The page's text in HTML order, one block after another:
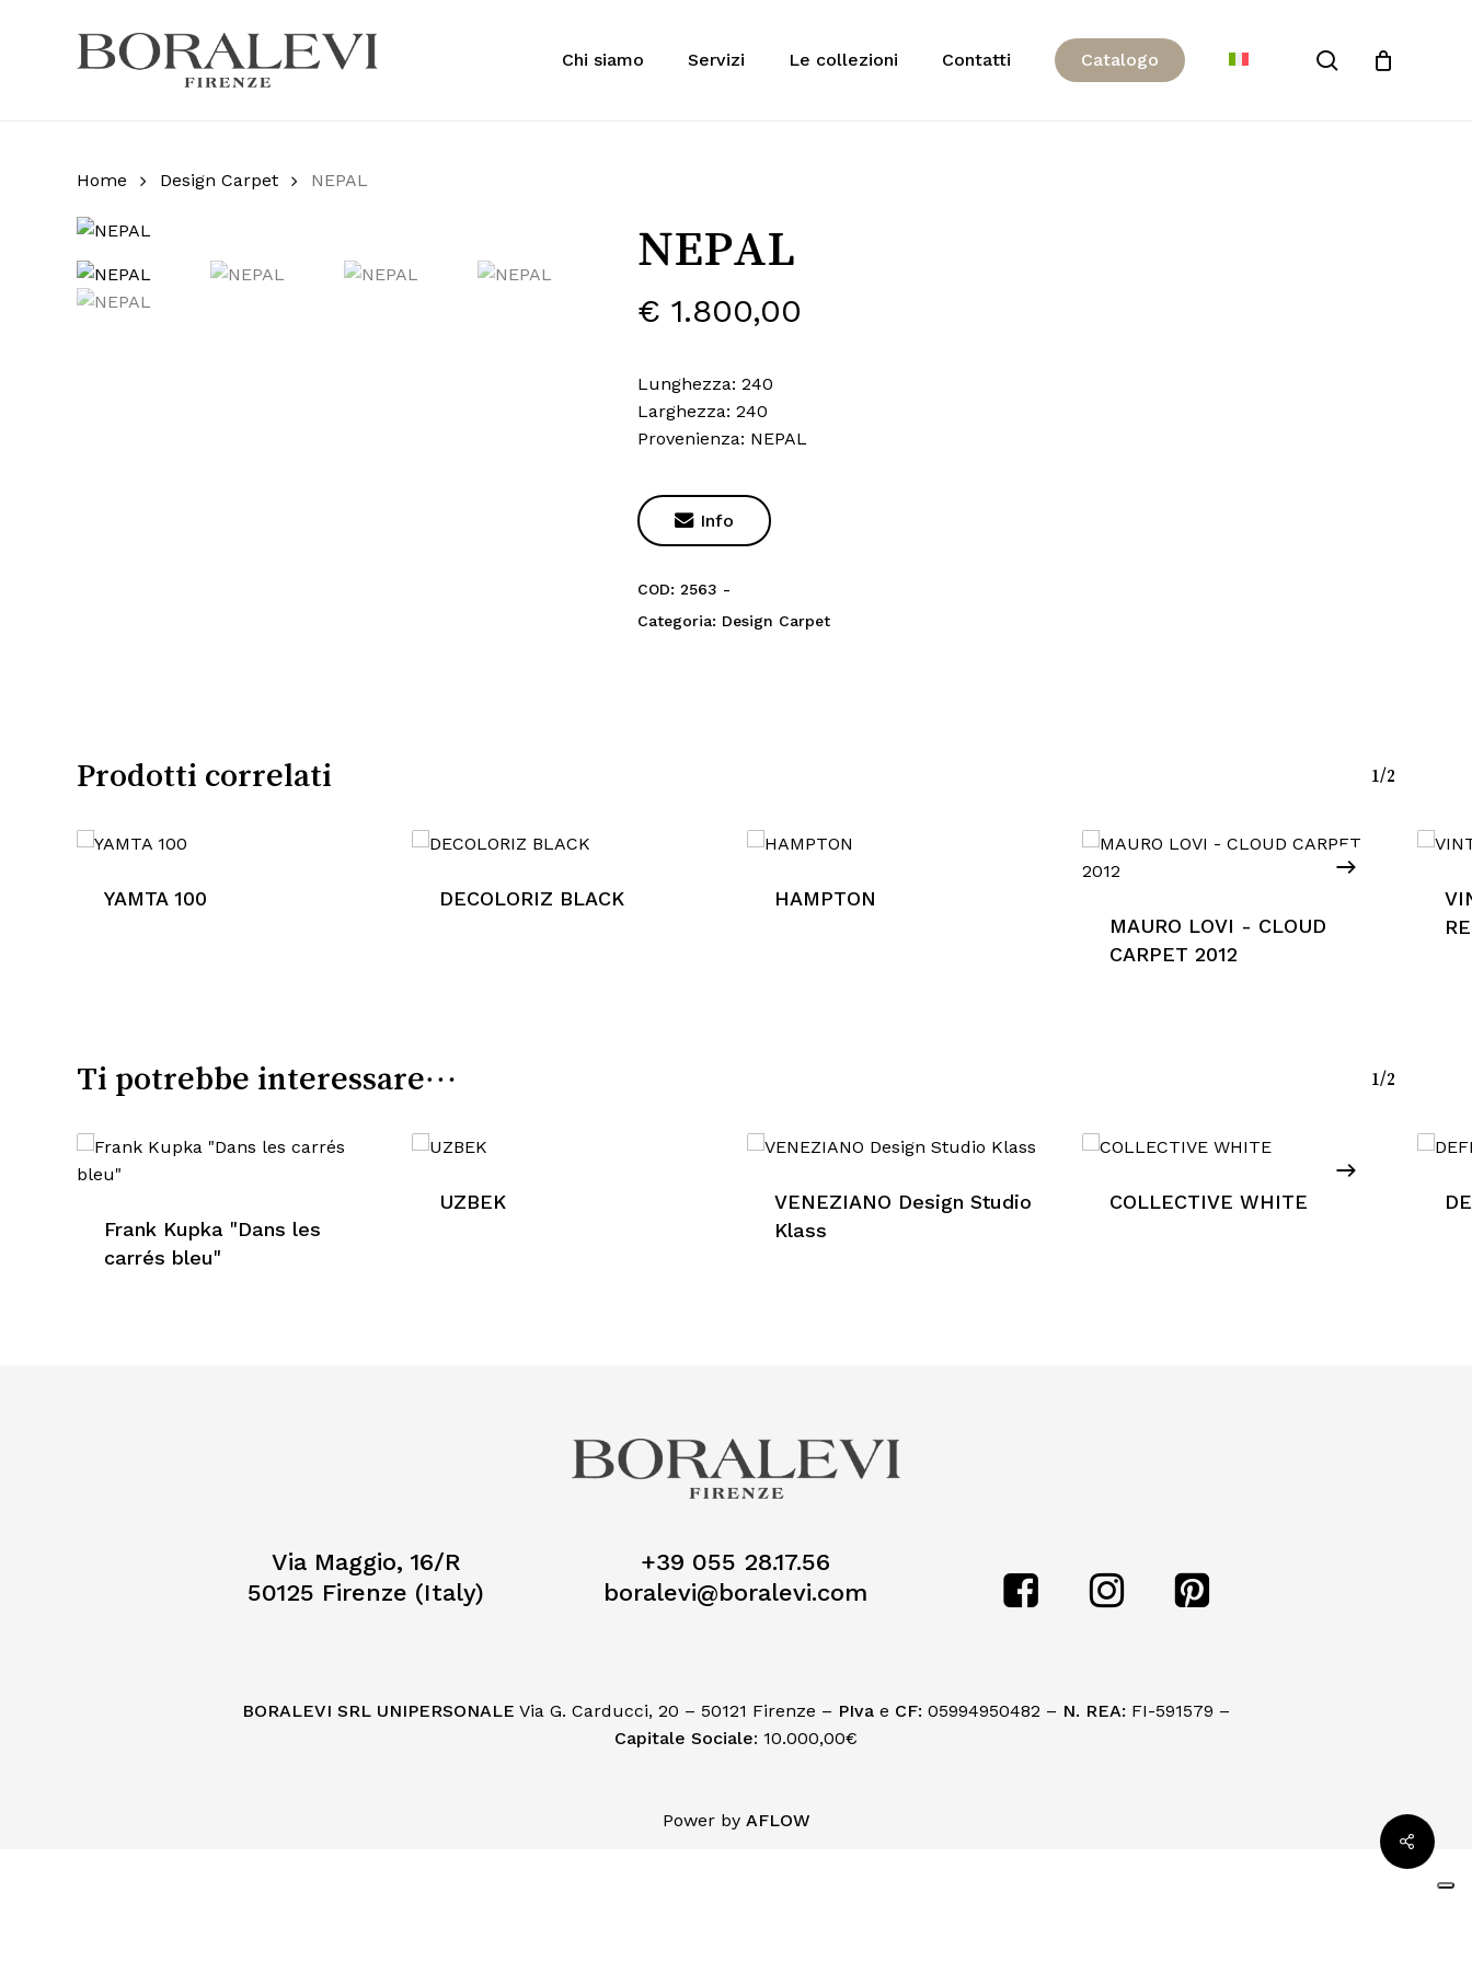
Chi siamo Servizi Le collezioni Contatti Catalogo search
Cart
Nessun prodotto nel carrello.
Home Design Carpet NEPAL
NEPAL
€ 1.800,00
Lunghezza: 240
Larghezza: 240
Provenienza: NEPAL
Info
COD: 2563 -
Categoria: Design Carpet
Prodotti correlati 1/2
YAMTA 100 DECOLORIZ BLACK
HAMPTON
MAURO LOVI - CLOUD
CARPET 2012
Ti potrebbe interessare… 1/2
Frank Kupka "Dans les
carrés bleu"
UZBEK
VENEZIANO Design Studio
Klass
COLLECTIVE WHITE
Via Maggio, 16/R
50125 Firenze (Italy)
+39 055 28.17.56
boralevi@boralevi.com
BORALEVI SRL UNIPERSONALE Via G. Carducci, 20 – 50121 Firenze – PIva e CF: 05994950482 – N. REA: FI-591579 –
Capitale Sociale: 10.000,00€
Power by AFLOW